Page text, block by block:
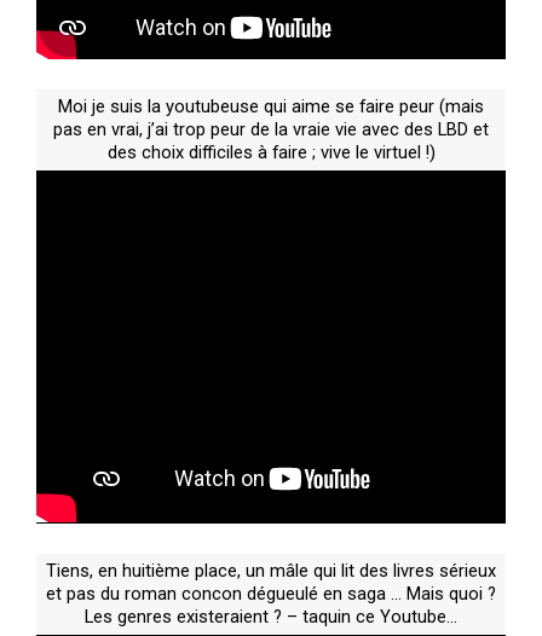
Moi je suis la youtubeuse qui aime se faire peur (mais
pas en vrai, j’ai trop peur de la vraie vie avec des LBD et
des choix difficiles à faire ; vive le virtuel !)
Tiens, en huitième place, un mâle qui lit des livres sérieux
et pas du roman concon dégueulé en saga … Mais quoi ?
Les genres existeraient ? – taquin ce Youtube…